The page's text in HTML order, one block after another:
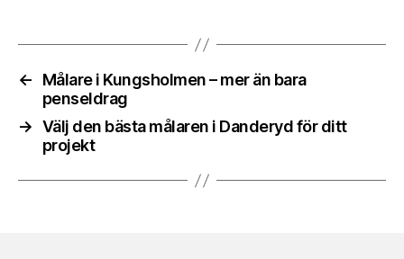
←
Målare i Kungsholmen – mer än bara
penseldrag
→ Välj den bästa målaren i Danderyd för ditt
projekt